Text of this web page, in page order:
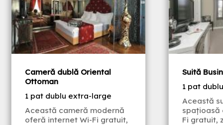
Cameră dublă Oriental
Ottoman
1 pat dublu extra-large
Această cameră modernă
oferă internet Wi-Fi gratuit,
Suită
1 pat
Această
spațioasă
Fi gratuit,